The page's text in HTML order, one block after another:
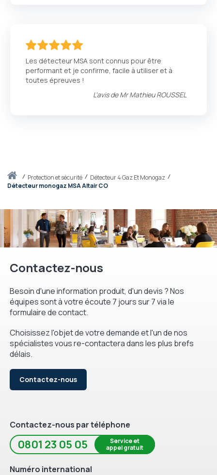
Accueilprotection et sécurité
Détecteur 4 Gaz Et Monogaz
Détecteur monogaz MSA Altair CO
Les détecteur MSA sont connus pour être
performant et je confirme, facile à utiliser et à
toutes épreuves !
L'avis deMr Mathieu ROUSSEL
Contactez-nous
Besoin d'une information produit, d'un devis ? Nos
équipes sont à votre écoute 7 jours sur 7 via le
formulaire de contact.
Choisissez l'objet de votre demande et l'un de nos
spécialistes vous re-contactera dans les plus brefs
délais.
Contactez-nous
Contactez-nous par téléphone
0801 23 05 05
Service et
appel gratuit
Numéro international